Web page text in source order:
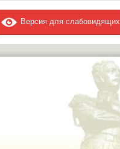
Версия для слабовидящих